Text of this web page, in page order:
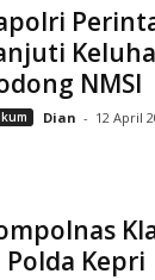
NMSI
Dian - 12 April
Polda Kepri